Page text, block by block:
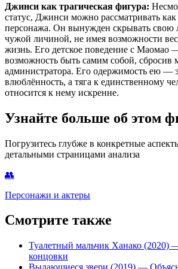
Джинси как трагическая фигура:
статус, Джинси можно рассматривать как
персонажа. Он вынужден скрывать свою
чужой личиной, не имея возможности
жизнь. Его детское поведение с Маомао
возможность быть самим собой, сбросив
администратора. Его одержимость ею —
влюблённость, а тяга к единственному
относится к нему искренне.
Узнайте больше об этом
Погрузитесь глубже в конкретные
детальными страницами анализа
👥
Персонажи и актеры
Смотрите также
Туалетный мальчик Ханако (2020)
концовки